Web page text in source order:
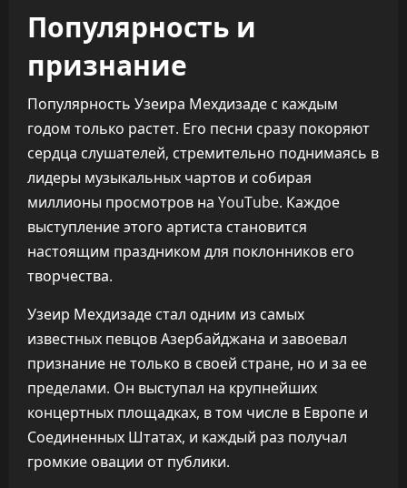
Популярность и
признание
Популярность Узеира Мехдизаде с каждым
годом только растет. Его песни сразу покоряют
сердца слушателей, стремительно поднимаясь в
лидеры музыкальных чартов и собирая
миллионы просмотров на YouTube. Каждое
выступление этого артиста становится
настоящим праздником для поклонников его
творчества.
Узеир Мехдизаде стал одним из самых
известных певцов Азербайджана и завоевал
признание не только в своей стране, но и за ее
пределами. Он выступал на крупнейших
концертных площадках, в том числе в Европе и
Соединенных Штатах, и каждый раз получал
громкие овации от публики.